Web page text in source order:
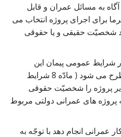
به مسائل عمران و قابل
برای اجرای پروژه انتخاب می
شخصیّت حقیقی و یا حقوقی
شرایط عمومی پیمان این
شخصیّت به نام مدیر پروژه مطرح می شود ( مادّه 8 شرایط
پروژه را شخصیّت حقوقی
های عمرانی دولتی مربوط
عمرانی انجام دهد با توجّه به